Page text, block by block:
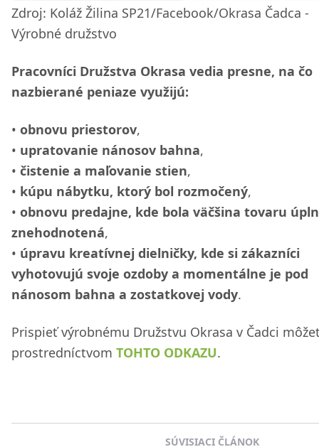
Zdroj: Koláž Žilina SP21/Facebook/Okrasa Čadca -
Výrobné družstvo
Pracovníci Družstva Okrasa vedia presne, na čo
nazbierané peniaze využijú:
obnovu priestorov,
upratovanie nánosov bahna,
čistenie a maľovanie stien,
kúpu nábytku, ktorý bol rozmočený,
obnovu predajne, kde bola väčšina tovaru
znehodnotená,
úpravu kreatívnej dielničky, kde si zákazníci
vyhotovujú svoje ozdoby a momentálne je pod
nánosom bahna a zostatkovej vody.
Prispieť výrobnému Družstvu Okrasa v Čadci
prostredníctvom TOHTO ODKAZU.
SÚVISIACI ČLÁNOK